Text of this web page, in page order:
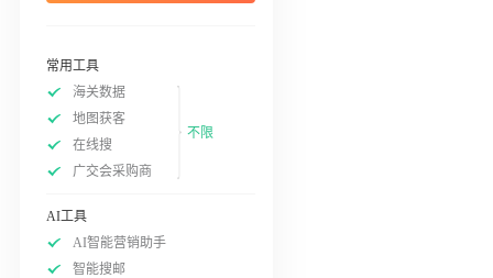
常用工具
海关数据
地图获客
在线搜
广交会采购商
不限
AI工具
AI智能营销助手
智能搜邮